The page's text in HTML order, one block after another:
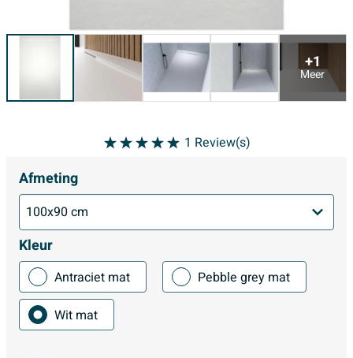
+1
Meer
1 Review(s)
Afmeting
Kleur
Antraciet mat
Pebble grey mat
Wit mat